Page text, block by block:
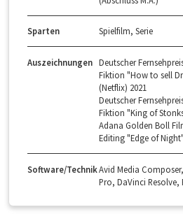
Sparten Spielfilm, Serie
Auszeichnungen Deutscher
Fiktion "How to sell
(Netflix) 2021
Deutscher
Fiktion "King of
Adana Golden Boll
Editing "Edge of
Software/TechnikAvid Media
Pro, DaVinci Resolve,